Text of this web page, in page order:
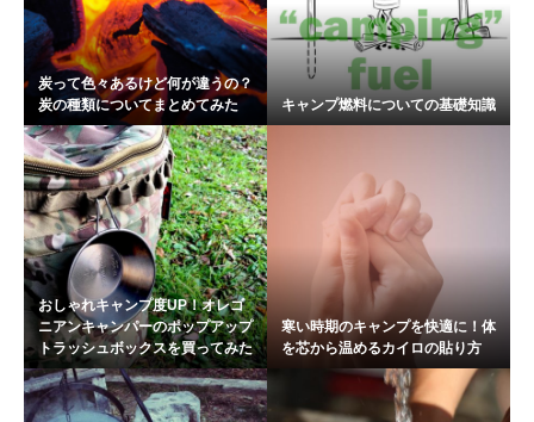
炭って色々あるけど何が違うの？
炭の種類についてまとめてみた
キャンプ燃料についての基礎知識
おしゃれキャンプ度UP！オレゴ
ニアンキャンパーのポップアップ
トラッシュボックスを買ってみた
寒い時期のキャンプを快適に！体
を芯から温めるカイロの貼り方